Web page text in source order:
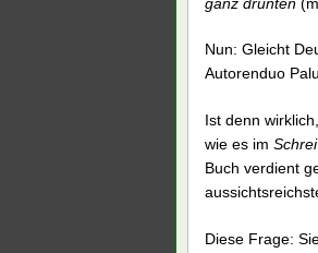
Nun: Gleicht
Autorenduo
Ist denn
wie es im
Buch verdient
Diese Frage: